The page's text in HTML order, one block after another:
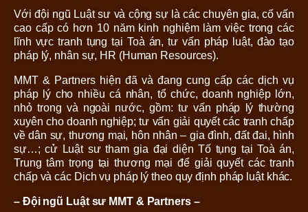
Với đội ngũ Luật sư và cộng sự là các chuyên gia, cố vấn
cao cấp có hơn 10 năm kinh nghiệm làm việc trong các
lĩnh vực tranh tụng tại Toà án, tư vấn pháp luật, đào tạo
pháp lý, nhân sự, HR (Human Resources).
MMT & Partners hiện đã và đang cung cấp các dịch vụ
pháp lý cho nhiều cá nhân, tổ chức, doanh nghiệp lớn,
nhỏ trong và ngoài nước, gồm: tư vấn pháp lý thường
xuyên cho doanh nghiệp; tư vấn giải quyết các tranh chấp
về dân sự, thương mại, hôn nhân – gia đình, đất đai, hình
sự…; cử Luật sư tham gia đại diện Tố tụng tại Toà án,
Trung tâm trọng tại thương mại để giải quyết các tranh
chấp và các Dịch vụ pháp lý theo quy định pháp luật khác.
– Đội ngũ Luật sư MMT & Partners –